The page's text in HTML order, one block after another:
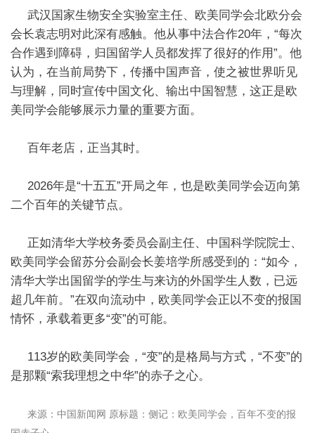
武汉国家生物安全实验室主任、欧美同学会北欧分会
会长袁志明对此深有感触。他从事中法合作20年，“每次
合作遇到障碍，归国留学人员都发挥了很好的作用”。他
认为，在当前局势下，传播中国声音，使之被世界听见
与理解，同时宣传中国文化、输出中国智慧，这正是欧
美同学会能够展示力量的重要方面。
百年老店，正当其时。
2026年是“十五五”开局之年，也是欧美同学会迈向第
二个百年的关键节点。
正如清华大学校务委员会副主任、中国科学院院士、
欧美同学会留苏分会副会长姜培学所感受到的：“如今，
清华大学出国留学的学生与来访的外国学生人数，已远
超几年前。”在双向流动中，欧美同学会正以不变的报国
情怀，承载着更多“变”的可能。
113岁的欧美同学会，“变”的是格局与方式，“不变”的
是那颗“索我理想之中华”的赤子之心。
来源：中国新闻网 原标题：侧记：欧美同学会，百年不变的报